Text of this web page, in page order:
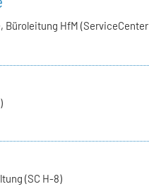
HfM (ServiceCenter
(SC H-8)